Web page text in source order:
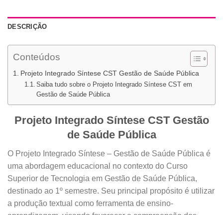
DESCRIÇÃO
Conteúdos
Projeto Integrado Síntese CST Gestão de Saúde Pública
Saiba tudo sobre o Projeto Integrado Síntese CST em
Gestão de Saúde Pública
Projeto Integrado Síntese CST Gestão
de Saúde Pública
O Projeto Integrado Síntese – Gestão de Saúde Pública é
uma abordagem educacional no contexto do Curso
Superior de Tecnologia em Gestão de Saúde Pública,
destinado ao 1º semestre. Seu principal propósito é utilizar
a produção textual como ferramenta de ensino-